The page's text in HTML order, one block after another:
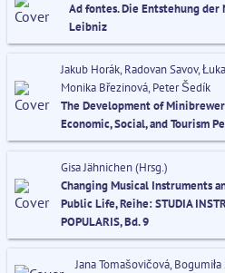
Ad fontes. Die Entstehung
Leibniz
Jakub Horák, Radovan Savov,
Monika Březinová, Peter Šedík
The Development of
Economic, Social, and Tourism
Gisa Jähnichen (Hrsg.)
Changing Musical Instruments
Public Life, Reihe: STUDIA
POPULARIS, Bd. 9
Jana Tomašovičová,